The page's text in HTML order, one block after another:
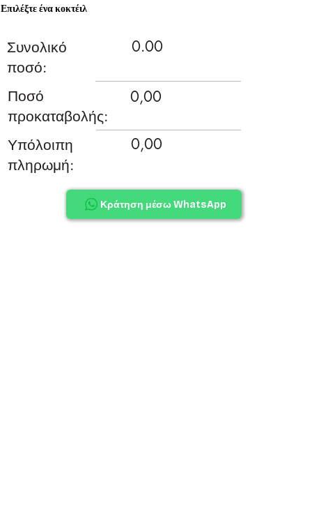
Επιλέξτε ένα κοκτέιλ
Συνολικό
ποσό:
0.00
Ποσό
προκαταβολής:
0,00
Υπόλοιπη
πληρωμή:
0,00
Κράτηση μέσω WhatsApp